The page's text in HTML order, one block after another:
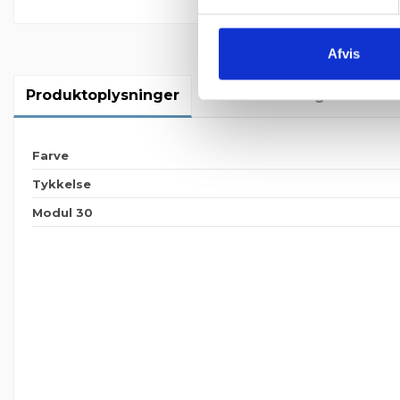
Afvis
Produktoplysninger Vedhæftninger
Farve
Tykkelse
Modul 30